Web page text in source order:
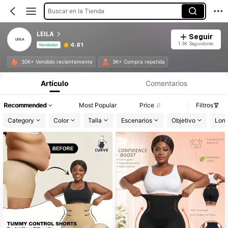
Buscar en la Tienda
LEILA
Vendedor 4.81
Seguir
1.3K Seguidores
30K+ Vendido recientemente 3K+ Compra repetida
Artículo Comentarios
Recommended Most Popular Price
Filtros
Category
Color Talla Escenarios Objetivo